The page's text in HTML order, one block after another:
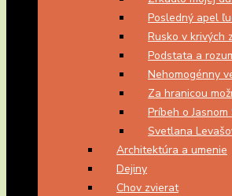
Posledný apel
Rusko v krivých
Podstata a
Nehomogénny
Za hranicou
Príbeh o
Svetlana
Architektúra a umenie
Dejiny
Chov zvierat